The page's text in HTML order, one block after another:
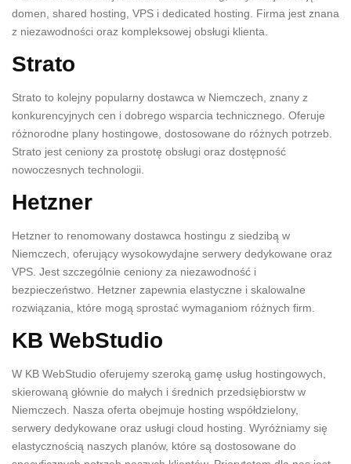
domen, shared hosting, VPS i dedicated hosting. Firma jest znana
z niezawodności oraz kompleksowej obsługi klienta.
Strato
Strato to kolejny popularny dostawca w Niemczech, znany z
konkurencyjnych cen i dobrego wsparcia technicznego. Oferuje
różnorodne plany hostingowe, dostosowane do różnych potrzeb.
Strato jest ceniony za prostotę obsługi oraz dostępność
nowoczesnych technologii.
Hetzner
Hetzner to renomowany dostawca hostingu z siedzibą w
Niemczech, oferujący wysokowydajne serwery dedykowane oraz
VPS. Jest szczególnie ceniony za niezawodność i
bezpieczeństwo. Hetzner zapewnia elastyczne i skalowalne
rozwiązania, które mogą sprostać wymaganiom różnych firm.
KB WebStudio
W KB WebStudio oferujemy szeroką gamę usług hostingowych,
skierowaną głównie do małych i średnich przedsiębiorstw w
Niemczech. Nasza oferta obejmuje hosting współdzielony,
serwery dedykowane oraz usługi cloud hosting. Wyróżniamy się
elastycznością naszych planów, które są dostosowane do